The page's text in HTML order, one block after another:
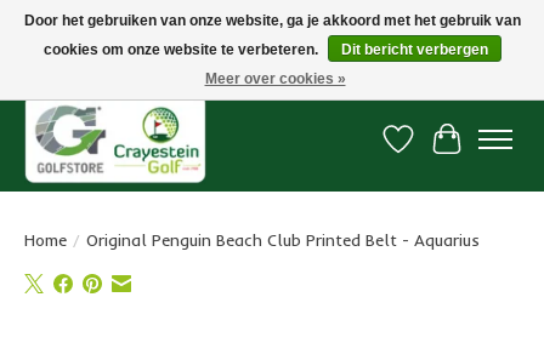
Snelle levering, gratis vanaf € 100. Onze oncourse Golfshop in Dordrecht is
Verlanglijst
Home / Original Penguin Beach Club Printed Belt - Aquarius
Door het gebruiken van onze website, ga je akkoord met het gebruik van
cookies om onze website te verbeteren.
Dit bericht verbergen
Meer over cookies »